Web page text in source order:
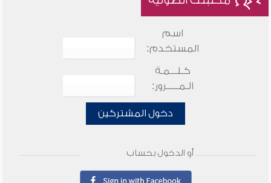
اسم
المستخدم:
كـلـــمـة
الـمـــــرور:
دخول المشتركين
أو الدخول بحساب